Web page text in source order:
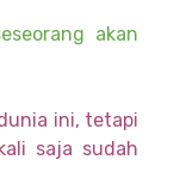
akan
ini, tetapi
saja sudah